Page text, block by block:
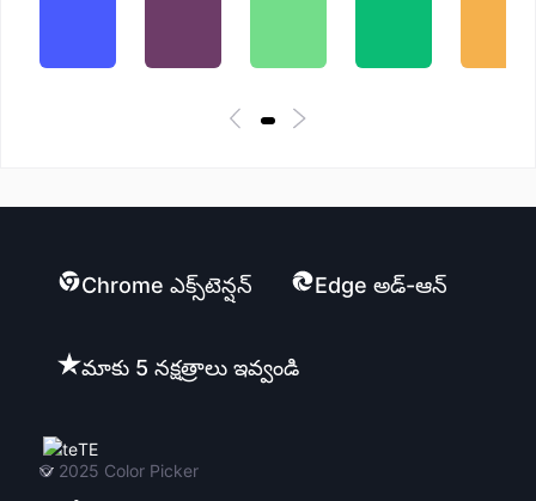
Chrome ఎక్స్‌టెన్షన్ Edge అడ్-ఆన్
మాకు 5 నక్షత్రాలు ఇవ్వండి
TE
© 2025 Color Picker